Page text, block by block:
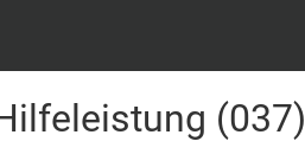
(037)